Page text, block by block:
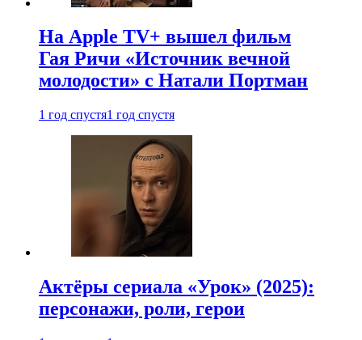
На Apple TV+ вышел фильм
Гая Ричи «Источник вечной
молодости» с Натали Портман
1 год спустя1 год спустя
Актёры сериала «Урок» (2025):
персонажи, роли, герои